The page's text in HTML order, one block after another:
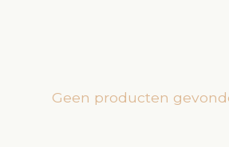
Geen producten